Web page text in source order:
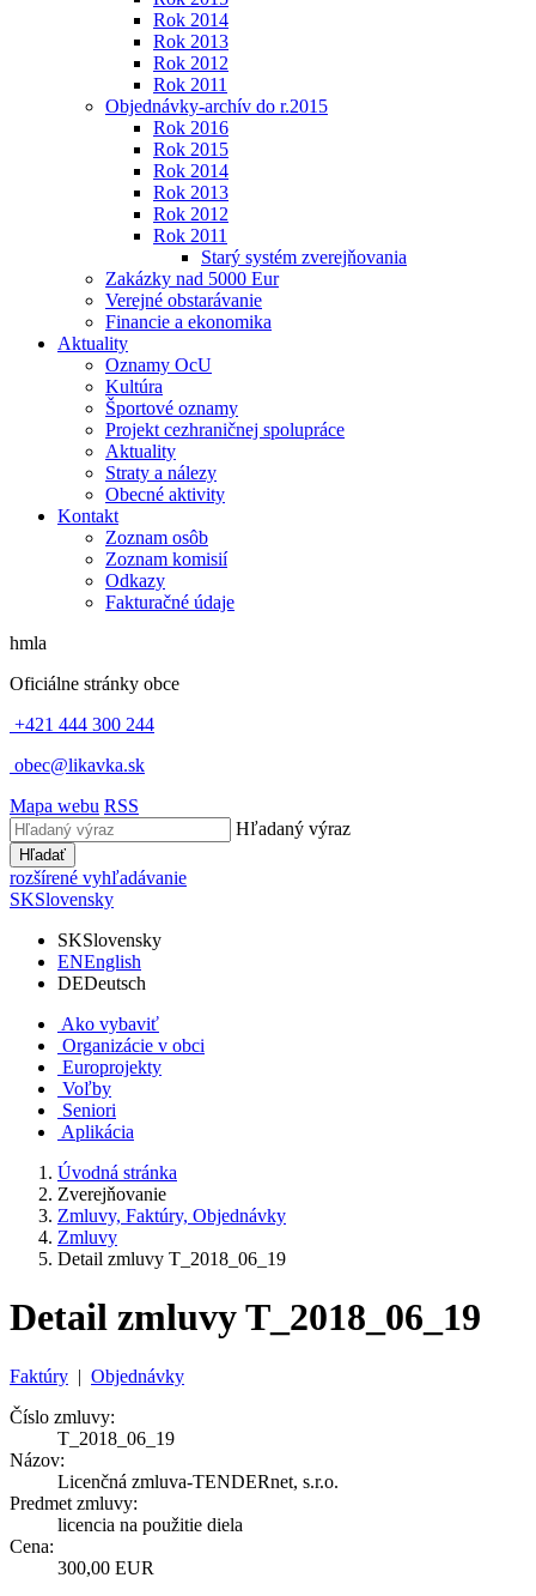
Rok 2014
Rok 2013
Rok 2012
Rok 2011
Objednávky-archív do r.2015
Rok 2016
Rok 2015
Rok 2014
Rok 2013
Rok 2012
Rok 2011
Starý systém zverejňovania
Zakázky nad 5000 Eur
Verejné obstarávanie
Financie a ekonomika
Aktuality
Oznamy OcU
Kultúra
Športové oznamy
Projekt cezhraničnej spolupráce
Aktuality
Straty a nálezy
Obecné aktivity
Kontakt
Zoznam osôb
Zoznam komisií
Odkazy
Fakturačné údaje
hmla
Oficiálne stránky obce
+421 444 300 244
obec@likavka.sk
Mapa webu RSS
Hľadaný výraz
Hľadať
rozšírené vyhľadávanie
SKSlovensky
SKSlovensky
ENEnglish
DEDeutsch
Ako vybaviť
Organizácie v obci
Europrojekty
Voľby
Seniori
Aplikácia
Úvodná stránka
Zverejňovanie
Zmluvy, Faktúry, Objednávky
Zmluvy
Detail zmluvy T_2018_06_19
Detail zmluvy T_2018_06_19
Faktúry | Objednávky
Číslo zmluvy:
T_2018_06_19
Názov:
Licenčná zmluva-TENDERnet, s.r.o.
Predmet zmluvy:
licencia na použitie diela
Cena:
300,00 EUR